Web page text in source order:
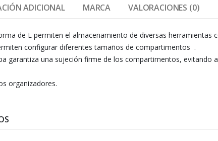
ADICIONAL MARCA VALORACIONES (0)
de L permiten el almacenamiento de diversas herramientas
configurar diferentes tamaños de compartimentos .
garantiza una sujeción firme de los compartimentos,
organizadores.